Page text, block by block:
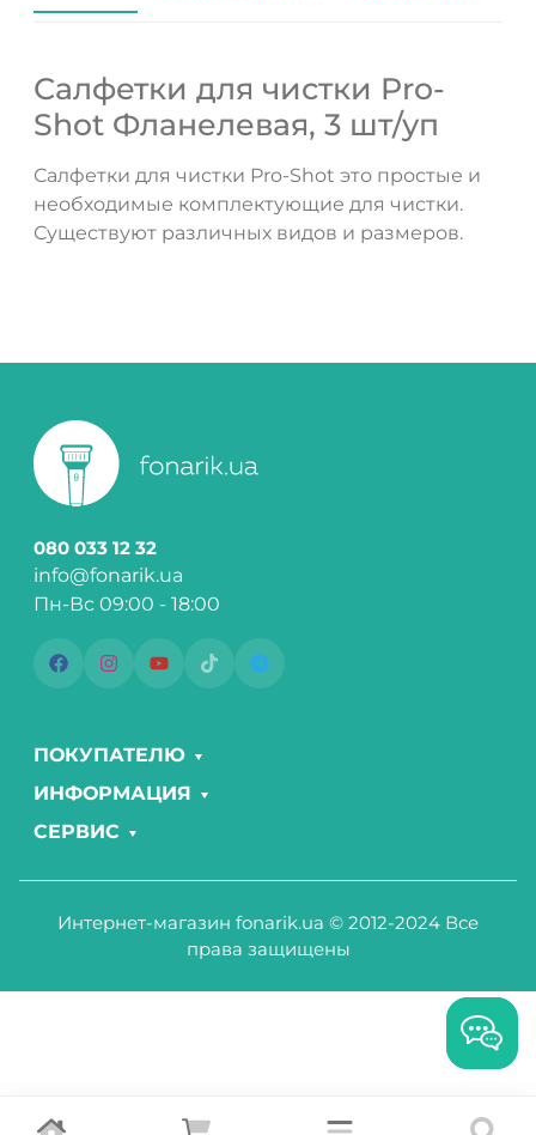
Салфетки для чистки Pro-
Shot Фланелевая, 3 шт/уп
Салфетки для чистки Pro-Shot это простые и
необходимые комплектующие для чистки.
Существуют различных видов и размеров.
080 033 12 32
info@fonarik.ua
Пн-Вс 09:00 - 18:00
ПОКУПАТЕЛЮ
ИНФОРМАЦИЯ
СЕРВИС
Интернет-магазин fonarik.ua © 2012-2024 Все
права защищены